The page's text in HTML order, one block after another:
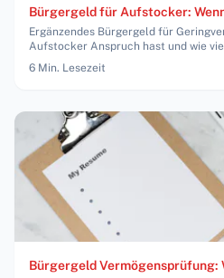
Bürgergeld für Aufstocker:
Ergänzendes Bürgergeld für
Aufstocker Anspruch hast und wie
6 Min. Lesezeit
Bürgergeld Vermögensprüfung: